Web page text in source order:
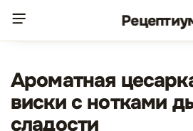
Рецепт
Ароматная
виски с нотками
сладости